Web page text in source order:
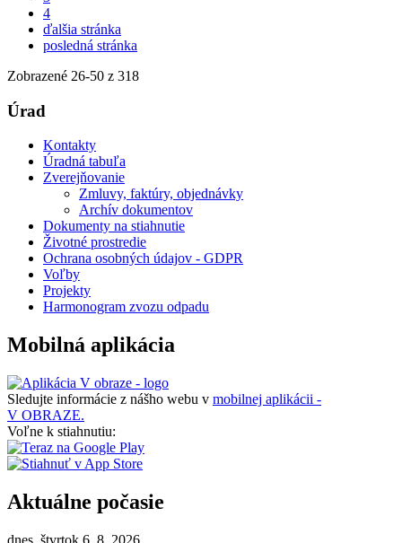
4
ďalšia stránka
posledná stránka
Zobrazené 26-50 z 318
Úrad
Kontakty
Úradná tabuľa
Zverejňovanie
Zmluvy, faktúry, objednávky
Archív dokumentov
Dokumenty na stiahnutie
Životné prostredie
Ochrana osobných údajov - GDPR
Voľby
Projekty
Harmonogram zvozu odpadu
Mobilná aplikácia
Sledujte informácie z nášho webu v mobilnej aplikácii -
V OBRAZE.
Voľne k stiahnutiu:
Aktuálne počasie
dnes, štvrtok 6. 8. 2026